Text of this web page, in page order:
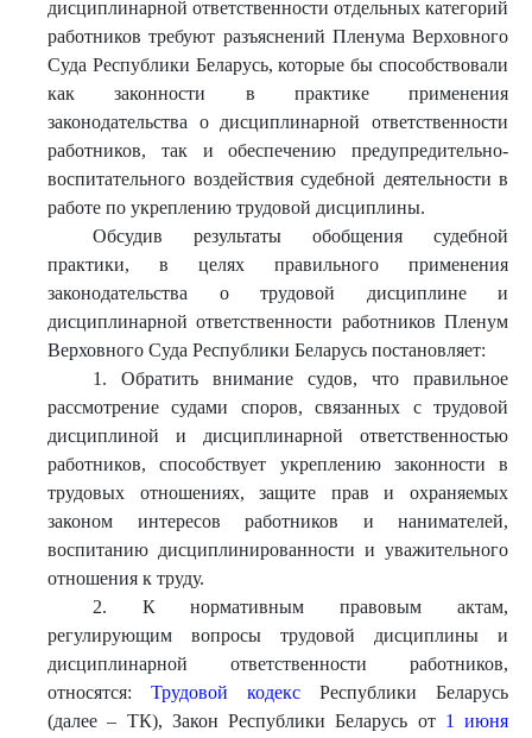
дисциплинарной ответственности отдельных категорий
работников требуют разъяснений Пленума Верховного
Суда Республики Беларусь, которые бы способствовали
как законности в практике применения
законодательства о дисциплинарной ответственности
работников, так и обеспечению предупредительно-
воспитательного воздействия судебной деятельности в
работе по укреплению трудовой дисциплины.
Обсудив результаты обобщения судебной
практики, в целях правильного применения
законодательства о трудовой дисциплине и
дисциплинарной ответственности работников Пленум
Верховного Суда Республики Беларусь постановляет:
1. Обратить внимание судов, что правильное
рассмотрение судами споров, связанных с трудовой
дисциплиной и дисциплинарной ответственностью
работников, способствует укреплению законности в
трудовых отношениях, защите прав и охраняемых
законом интересов работников и нанимателей,
воспитанию дисциплинированности и уважительного
отношения к труду.
2. К нормативным правовым актам,
регулирующим вопросы трудовой дисциплины и
дисциплинарной ответственности работников,
относятся: Трудовой кодекс Республики Беларусь
(далее – ТК), Закон Республики Беларусь от 1 июня